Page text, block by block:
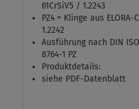
61CrSiV5 / 1.2243
PZ4 = Klinge aus
1.2242
Ausführung nach DIN
8764-1 PZ
Produktdetails:
siehe PDF-Datenblatt